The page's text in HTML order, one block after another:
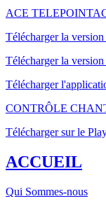
ACE
Télécharger la
Télécharger la
Télécharger
CONTRÔLE
Télécharger sur le
ACCUEIL
Qui Sommes-nous